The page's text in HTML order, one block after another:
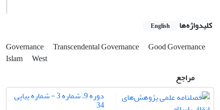
کلیدواژه‌ها English
Governance Transcendental Governance
Good Governance
Islam
West
مراجع
دوره 9، شماره 3 - شماره پیاپی
34